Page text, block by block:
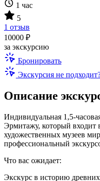
1 час
5
1 отзыв
10000 ₽
за экскурсию
Бронировать
Экскурсия не
Описание
Индивидуальная 1,5-
Эрмитажу, который входит
художественных музеев
профессиональный
Что вас ожидает:
Экскурс в историю